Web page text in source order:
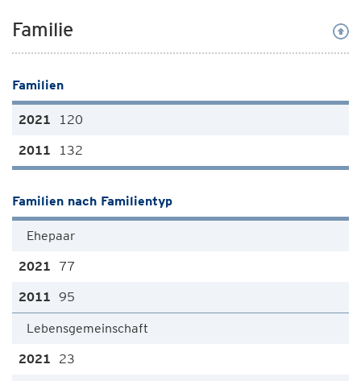
Familie
Familien
120
132
Familien nach Familientyp
Ehepaar
77
95
Lebensgemeinschaft
23